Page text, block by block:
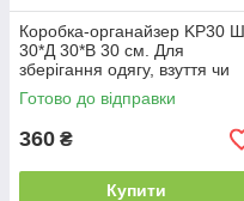
Коробка-органайзер KP30 Ш
30*Д 30*В 30 см. Для
зберігання одягу, взуття чи
невеликих предметів
Готово до відправки
360 ₴
Купити